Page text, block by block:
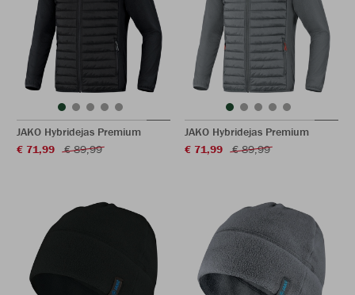
JAKO Hybridejas Premium
€ 71,99
€ 89,99
JAKO Hybridejas Premium
€ 71,99
€ 89,99